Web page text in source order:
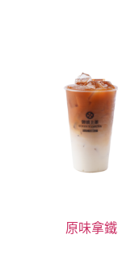
原味拿鐵